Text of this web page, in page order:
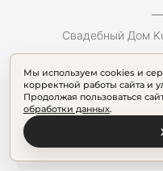
Мы используем cookies и
корректной работы сайта и
Продолжая пользоваться
обработки данных.
Свадебный Дом